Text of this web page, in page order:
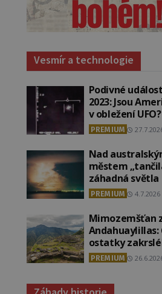
Vesmír a technologie
Podivné
2023: Jsou
v obležení UFO?
PREMIUM
Nad
městem
záhadná světla
PREMIUM 4.7.2026
Mimozemšťan
Andahuaylillas:
ostatky
stvoření s
lebkou?
PREMIUM